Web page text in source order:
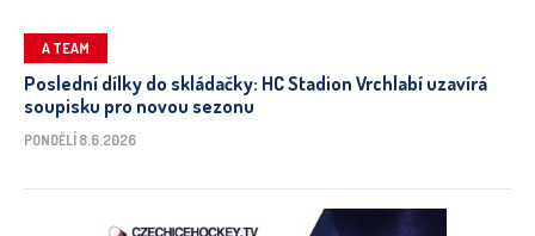
A TEAM
Poslední dílky do skládačky: HC Stadion Vrchlabí uzavírá
soupisku pro novou sezonu
PONDĚLÍ 8.6.2026